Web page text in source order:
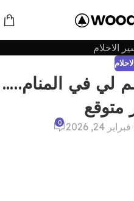
الاحلام
لي في المنام…..
متوقع
0